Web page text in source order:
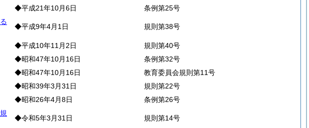
◆平成21年10月6日
条例第25号
◆平成9年4月1日 規則第38号
◆平成10年11月2日
規則第40号
◆昭和47年10月16日
条例第32号
◆昭和47年10月16日
教育委員会規則第11号
◆昭和39年3月31日
規則第22号
◆昭和26年4月8日
条例第26号
◆令和5年3月31日 規則第14号